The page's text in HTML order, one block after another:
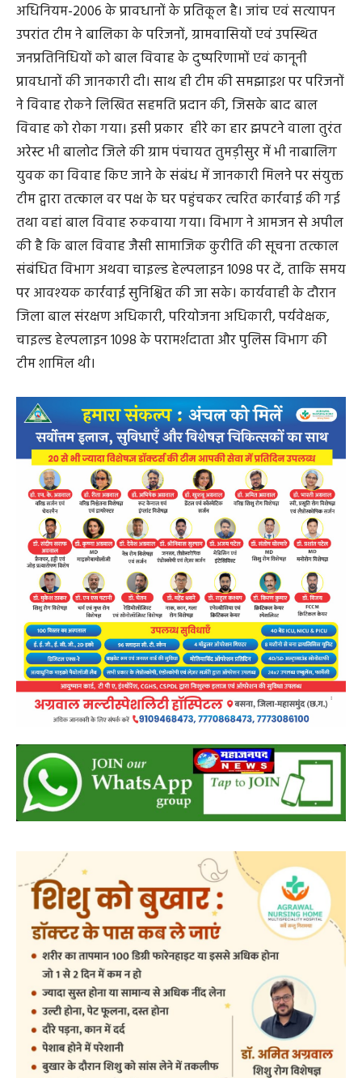
अधिनियम-2006 के प्रावधानों के प्रतिकूल है। जांच एवं सत्यापन
उपरांत टीम ने बालिका के परिजनों, ग्रामवासियों एवं उपस्थित
जनप्रतिनिधियों को बाल विवाह के दुष्परिणामों एवं कानूनी
प्रावधानों की जानकारी दी। साथ ही टीम की समझाइश पर परिजनों
ने विवाह रोकने लिखित सहमति प्रदान की, जिसके बाद बाल
विवाह को रोका गया। इसी प्रकार हीरे का हार झपटने वाला तुरंत
अरेस्ट भी बालोद जिले की ग्राम पंचायत तुमड़ीसुर में भी नाबालिग
युवक का विवाह किए जाने के संबंध में जानकारी मिलने पर संयुक्त
टीम द्वारा तत्काल वर पक्ष के घर पहुंचकर त्वरित कार्रवाई की गई
तथा वहां बाल विवाह रुकवाया गया। विभाग ने आमजन से अपील
की है कि बाल विवाह जैसी सामाजिक कुरीति की सूचना तत्काल
संबंधित विभाग अथवा चाइल्ड हेल्पलाइन 1098 पर दें, ताकि समय
पर आवश्यक कार्रवाई सुनिश्चित की जा सके। कार्यवाही के दौरान
जिला बाल संरक्षण अधिकारी, परियोजना अधिकारी, पर्यवेक्षक,
चाइल्ड हेल्पलाइन 1098 के परामर्शदाता और पुलिस विभाग की
टीम शामिल थी।